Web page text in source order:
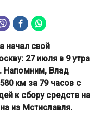
начал свой
27 июля в 9 утра
Напомним, Влад
км за 79 часов с
к сбору средств на
из Мстиславля.